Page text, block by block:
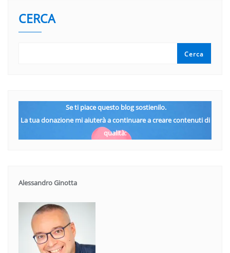
CERCA
Cerca
Se ti piace questo blog sostienilo.
La tua donazione mi aiuterà a continuare a creare contenuti di
qualità:
Alessandro Ginotta